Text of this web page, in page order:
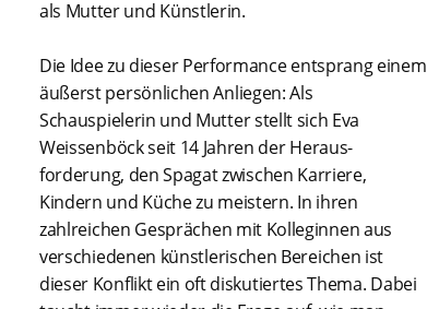
als Mutter und Künstlerin.
Die Idee zu dieser Performance entsprang einem
äußerst persönlichen Anliegen: Als
Schauspielerin und Mutterstellt sich Eva
Weissenböck seit 14 Jahren der Heraus-
forderung, den Spagat zwischen Karriere,
Kindern und Küche zu meistern. In ihren
zahlreichen Gesprächen mit Kolleginnen aus
verschiedenen künstlerischen Bereichen ist
dieser Konflikt ein oft diskutiertes Thema. Dabei